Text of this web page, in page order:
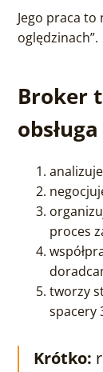
Jego praca
oględzinach”.
Broker
proces
tworzy
spacery
Krótko: